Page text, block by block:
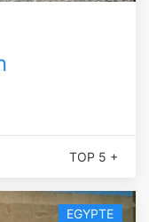
TOP 5 +
EGYPTE